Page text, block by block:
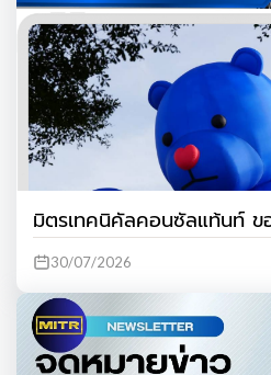
มิตรเทคนิคัลคอนซัลแท้นท์ ข
โอกาสเปิดให้บริการ “Central Northville และขอ
ขอบคุณทีมงานผู้ขับเคลื่อนควา
30/07/2026